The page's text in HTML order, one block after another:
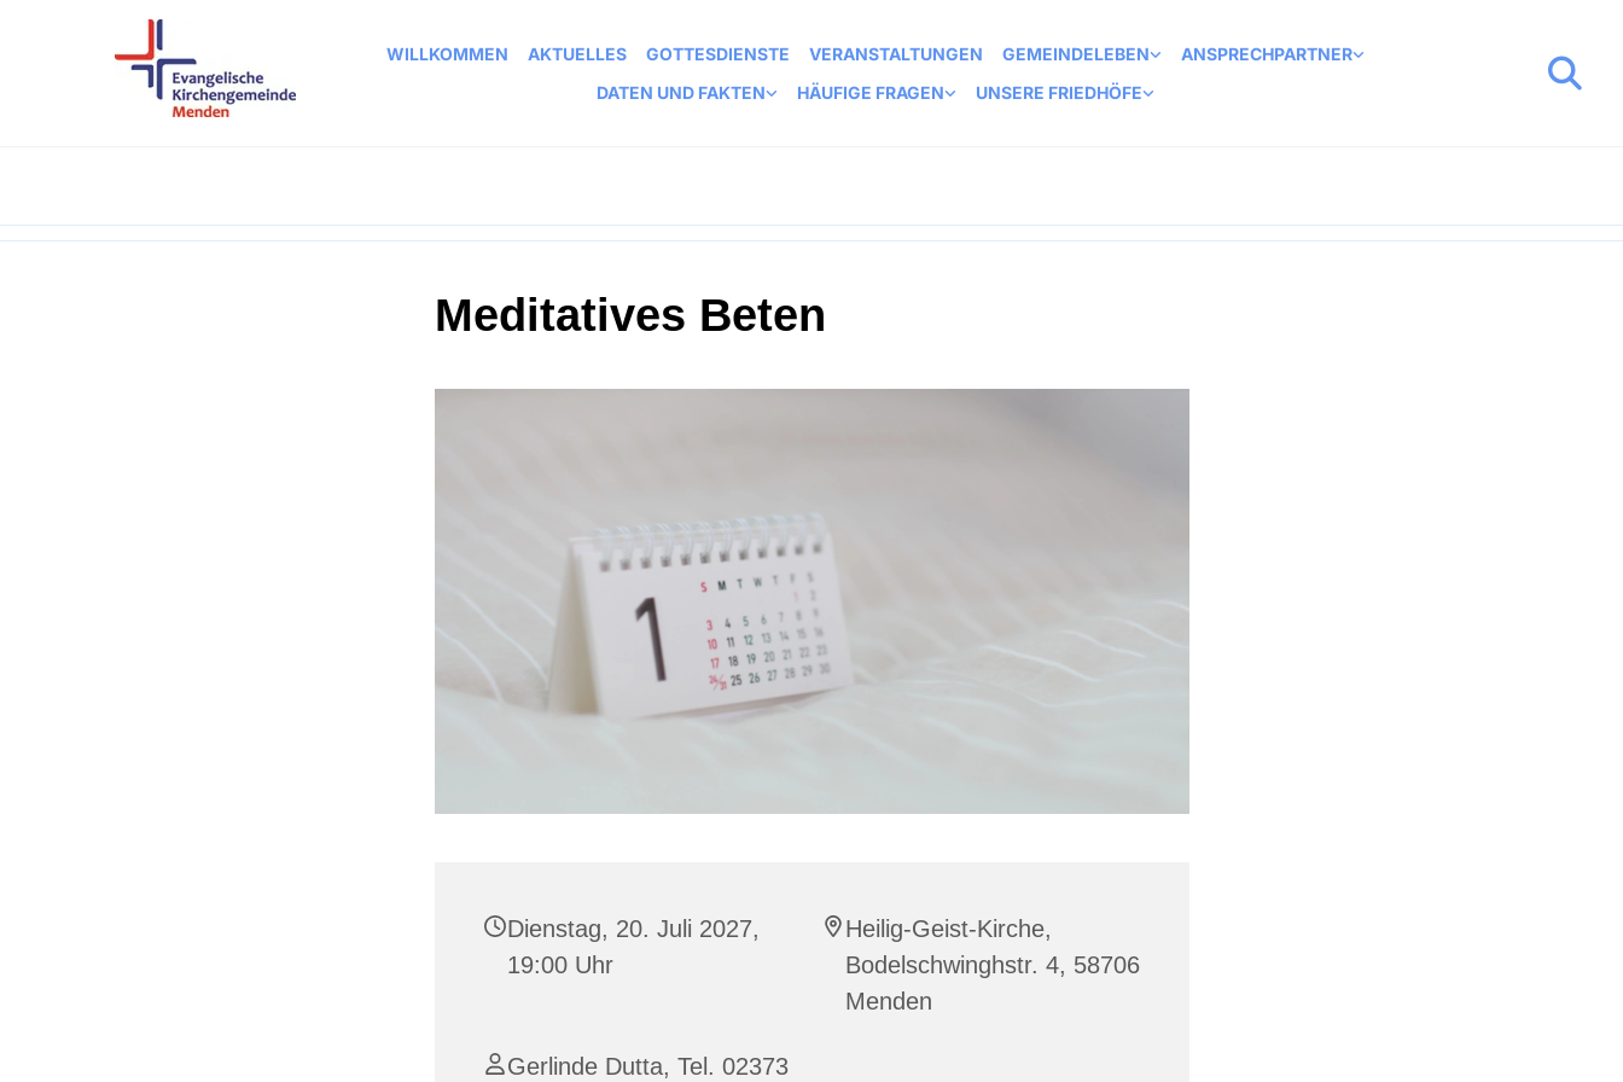
WILLKOMMEN AKTUELLES GOTTESDIENSTE VERANSTALTUNGEN GEMEINDELEBEN
ANSPRECHPARTNER
DATEN UND FAKTEN
HÄUFIGE FRAGEN UNSERE FRIEDHÖFE
Meditatives Beten
Dienstag, 20. Juli 2027,
19:00 Uhr
Heilig-Geist-Kirche,
Bodelschwinghstr. 4, 58706
Menden
Gerlinde Dutta, Tel. 02373